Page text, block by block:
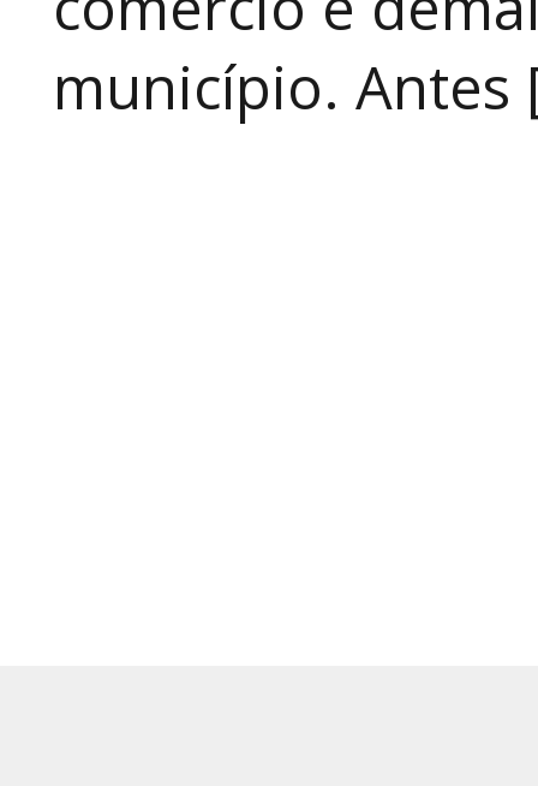
município.